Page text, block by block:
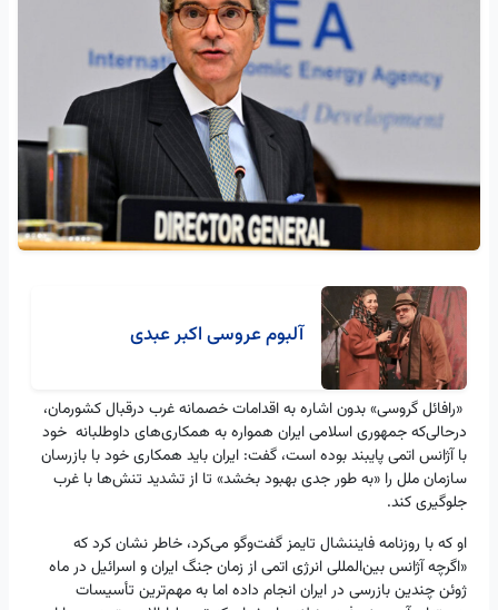
آلبوم عروسی اکبر عبدی
«رافائل گروسی» بدون اشاره به اقدامات خصمانه غرب درقبال کشورمان،
درحالی‌که جمهوری اسلامی ایران همواره به همکاری‌های داوطلبانه خود
با آژانس اتمی پایبند بوده است، گفت: ایران باید همکاری خود با بازرسان
سازمان ملل را «به طور جدی بهبود بخشد» تا از تشدید تنش‌ها با غرب
جلوگیری کند.
او که با روزنامه فایننشال تایمز گفت‌وگو می‌کرد، خاطر نشان کرد که
«اگرچه آژانس بین‌المللی انرژی اتمی از زمان جنگ ایران و اسرائیل در ماه
ژوئن چندین بازرسی در ایران انجام داده اما به مهم‌ترین تأسیسات